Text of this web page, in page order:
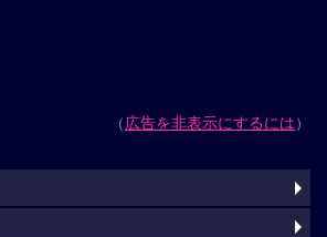
（広告を非表示にするには）